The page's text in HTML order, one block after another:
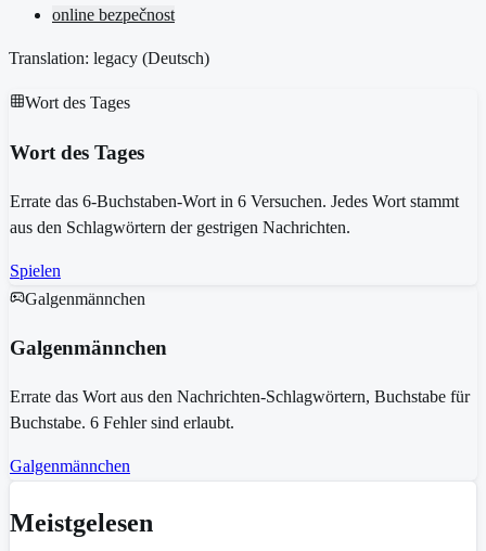
online bezpečnost
Translation: legacy (Deutsch)
Wort des Tages
Wort des Tages
Errate das 6-Buchstaben-Wort in 6 Versuchen. Jedes Wort stammt
aus den Schlagwörtern der gestrigen Nachrichten.
Spielen
Galgenmännchen
Galgenmännchen
Errate das Wort aus den Nachrichten-Schlagwörtern, Buchstabe für
Buchstabe. 6 Fehler sind erlaubt.
Galgenmännchen
Meistgelesen